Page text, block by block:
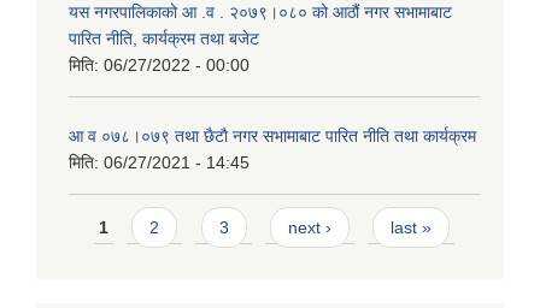
यस नगरपालिकाको आ‍ .व . २०७९।०८० को आठौं नगर सभामाबाट
पारित नीति, कार्यक्रम तथा बजेट
मिति: 06/27/2022 - 00:00
आ‍ व ०७८।०७९ तथा छैटाै नगर सभामाबाट पारित नीति तथा कार्यक्रम
मिति: 06/27/2021 - 14:45
Pages
1 2 3 next › last »